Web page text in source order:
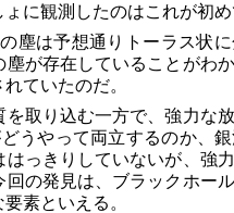
に観測したのはこれが初め
塵は予想通りトーラス状
塵が存在していることがわ
ていたのだ。
取り込む一方で、強力な
うやって両立するのか、
っきりしていないが、強
の発見は、ブラックホー
素といえる。